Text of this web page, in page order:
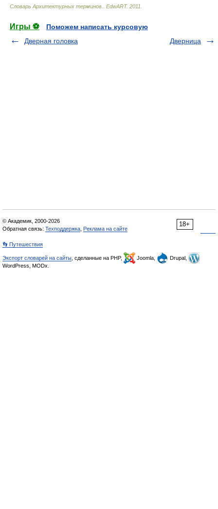
Словарь Архитектурных терминов. EdwART. 2011
Игры ⚽
Поможем написать курсовую
Дверная головка
Дверница
18+
© Академик, 2000-2026
Обратная связь: Техподдержка Реклама на сайте
👣 Путешествия
Экспорт словарей на сайты , сделанные на PHP, Joomla,
Drupal,
WordPress, MODx.